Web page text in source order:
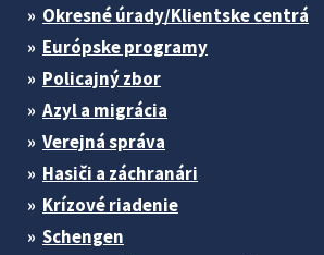
Okresné úrady/Klientske centrá
Európske programy
Policajný zbor
Azyl a migrácia
Verejná správa
Hasiči a záchranári
Krízové riadenie
Schengen